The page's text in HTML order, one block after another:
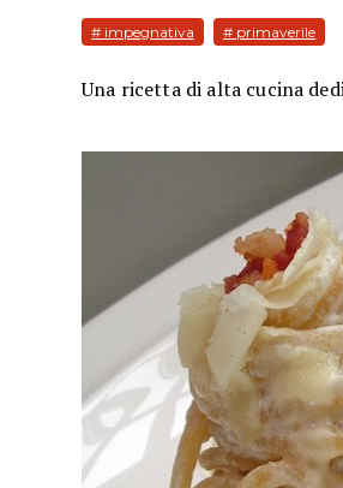
# impegnativa # primaverile
Una ricetta di alta cucina